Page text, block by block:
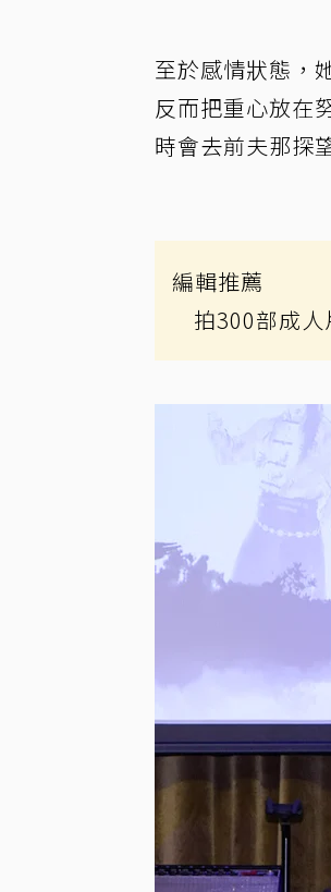
至於感情狀態，
反而把重心放在
時會去前夫那探
編輯推薦
拍300部成